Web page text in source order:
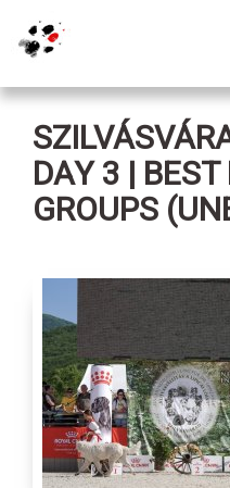
DAY 3 | BEST
GROUPS